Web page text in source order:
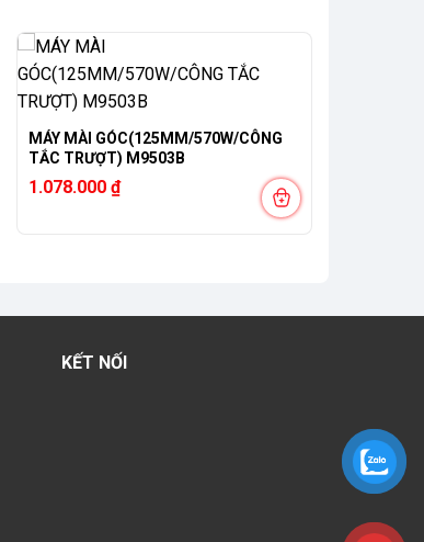
MÁY MÀI GÓC(125MM/570W/CÔNG
TẮC TRƯỢT) M9503B
1.078.000 ₫
KẾT NỐI